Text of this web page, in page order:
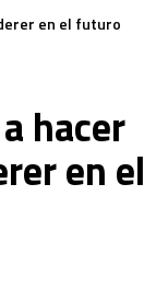
en el futuro
hacer
en el